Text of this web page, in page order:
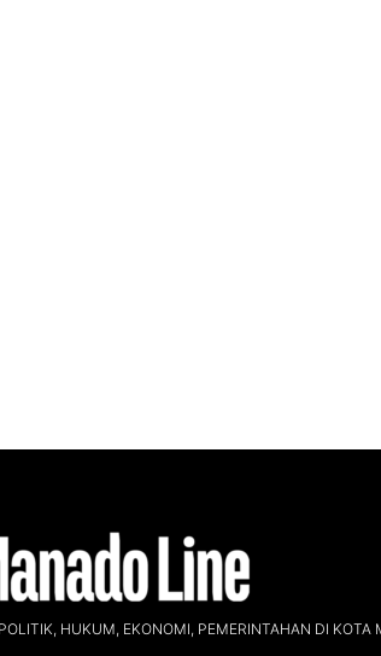
HUKUM, EKONOMI, PEMERINTAHAN DI KOTA